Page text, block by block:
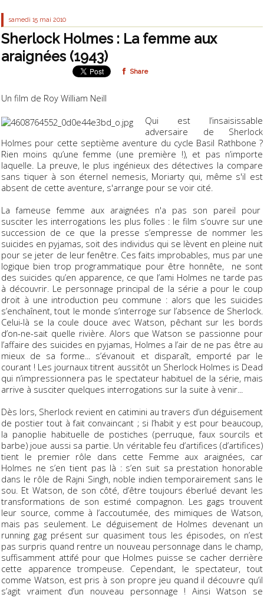
samedi 15 mai 2010
Sherlock Holmes : La femme aux
araignées (1943)
Share
Un film de Roy William Neill
Qui est l’insaisissable
adversaire de Sherlock
Holmes pour cette septième aventure du cycle Basil Rathbone ?
Rien moins qu’une femme (une première !), et pas n’importe
laquelle. La preuve, le plus ingénieux des détectives la compare
sans tiquer à son éternel nemesis, Moriarty qui, même s'il est
absent de cette aventure, s'arrange pour se voir cité.
La fameuse femme aux araignées n'a pas son pareil pour
susciter les interrogations les plus folles : le film s’ouvre sur une
succession de ce que la presse s’empresse de nommer les
suicides en pyjamas, soit des individus qui se lèvent en pleine nuit
pour se jeter de leur fenêtre. Ces faits improbables, mus par une
logique bien trop programmatique pour être honnête, ne sont
des suicides qu’en apparence, ce que l’ami Holmes ne tarde pas
à découvrir. Le personnage principal de la série a pour le coup
droit à une introduction peu commune : alors que les suicides
s’enchaînent, tout le monde s’interroge sur l’absence de Sherlock.
Celui-là se la coule douce avec Watson, pêchant sur les bords
d’on-ne-sait quelle rivière. Alors que Watson se passionne pour
l’affaire des suicides en pyjamas, Holmes a l’air de ne pas être au
mieux de sa forme... s’évanouit et disparaît, emporté par le
courant ! Les journaux titrent aussitôt un Sherlock Holmes is Dead
qui n’impressionnera pas le spectateur habituel de la série, mais
arrive à susciter quelques interrogations sur la suite à venir...
Dès lors, Sherlock revient en catimini au travers d’un déguisement
de postier tout à fait convaincant ; si l’habit y est pour beaucoup,
la panoplie habituelle de postiches (perruque, faux sourcils et
barbe) joue aussi sa partie. Un véritable feu d’artifices (d’artifices)
tient le premier rôle dans cette Femme aux araignées, car
Holmes ne s’en tient pas là : s’en suit sa prestation honorable
dans le rôle de Rajni Singh, noble indien temporairement sans le
sou. Et Watson, de son côté, d’être toujours éberlué devant les
transformations de son estimé compagnon. Les gags trouvent
leur source, comme à l’accoutumée, des mimiques de Watson,
mais pas seulement. Le déguisement de Holmes devenant un
running gagprésent sur quasiment tous les épisodes, on n’est
pas surpris quand rentre un nouveau personnage dans le champ,
suffisamment attifé pour que Holmes puisse se cacher derrière
cette apparence trompeuse. Cependant, le spectateur, tout
comme Watson, est pris à son propre jeu quand il découvre qu’il
s’agit vraiment d’un nouveau personnage ! Ainsi Watson se